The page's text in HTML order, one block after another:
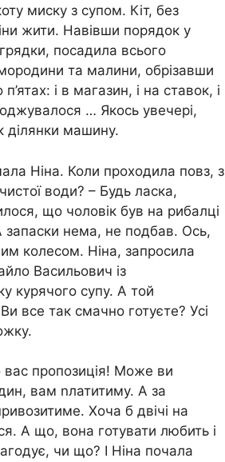
миску з супом. Кіт, без
жити. Навівши порядок у
посадила всього
та малини, обрізавши
і в магазин, і на ставок, і
… Якось увечері,
ділянки машину.
Ніна. Коли проходила повз, з
води? – Будь ласка,
що чоловік був на рибалці
запаски нема, не подбав. Ось,
колесом. Ніна, запросила
Васильович із
курячого супу. А той
все так смачно готуєте? Усі
вас пропозиція! Може ви
вам nлатитиму. А за
Хоча б двічі на
А що, вона готувати любить і
чи що? І Ніна почала